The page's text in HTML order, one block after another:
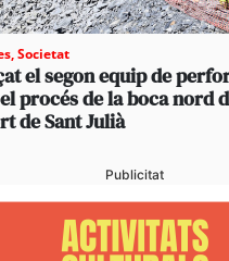
,Societat
el segon equip de
procés de la boca nord
de Sant Julià
Publicitat